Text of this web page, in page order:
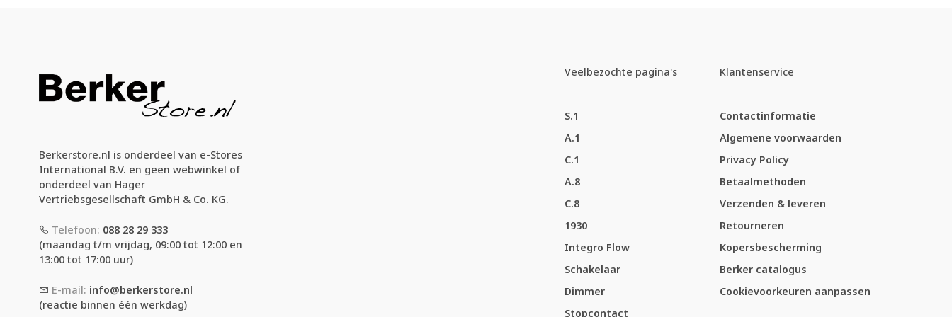
Berkerstore.nl is onderdeel van e-Stores
International B.V. en geen webwinkel of
onderdeel van Hager
Vertriebsgesellschaft GmbH & Co. KG.
Telefoon: 088 28 29 333
(maandag t/m vrijdag, 09:00 tot 12:00 en
13:00 tot 17:00 uur)
E-mail: info@berkerstore.nl
(reactie binnen één werkdag)
Veelbezochte pagina's
S.1
A.1
C.1
A.8
C.8
1930
Integro Flow
Schakelaar
Dimmer
Stopcontact
Klantenservice
Contactinformatie
Algemene voorwaarden
Privacy Policy
Betaalmethoden
Verzenden & leveren
Retourneren
Kopersbescherming
Berker catalogus
Cookievoorkeuren aanpassen